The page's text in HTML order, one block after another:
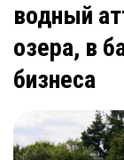
водный
озера, в
бизнеса